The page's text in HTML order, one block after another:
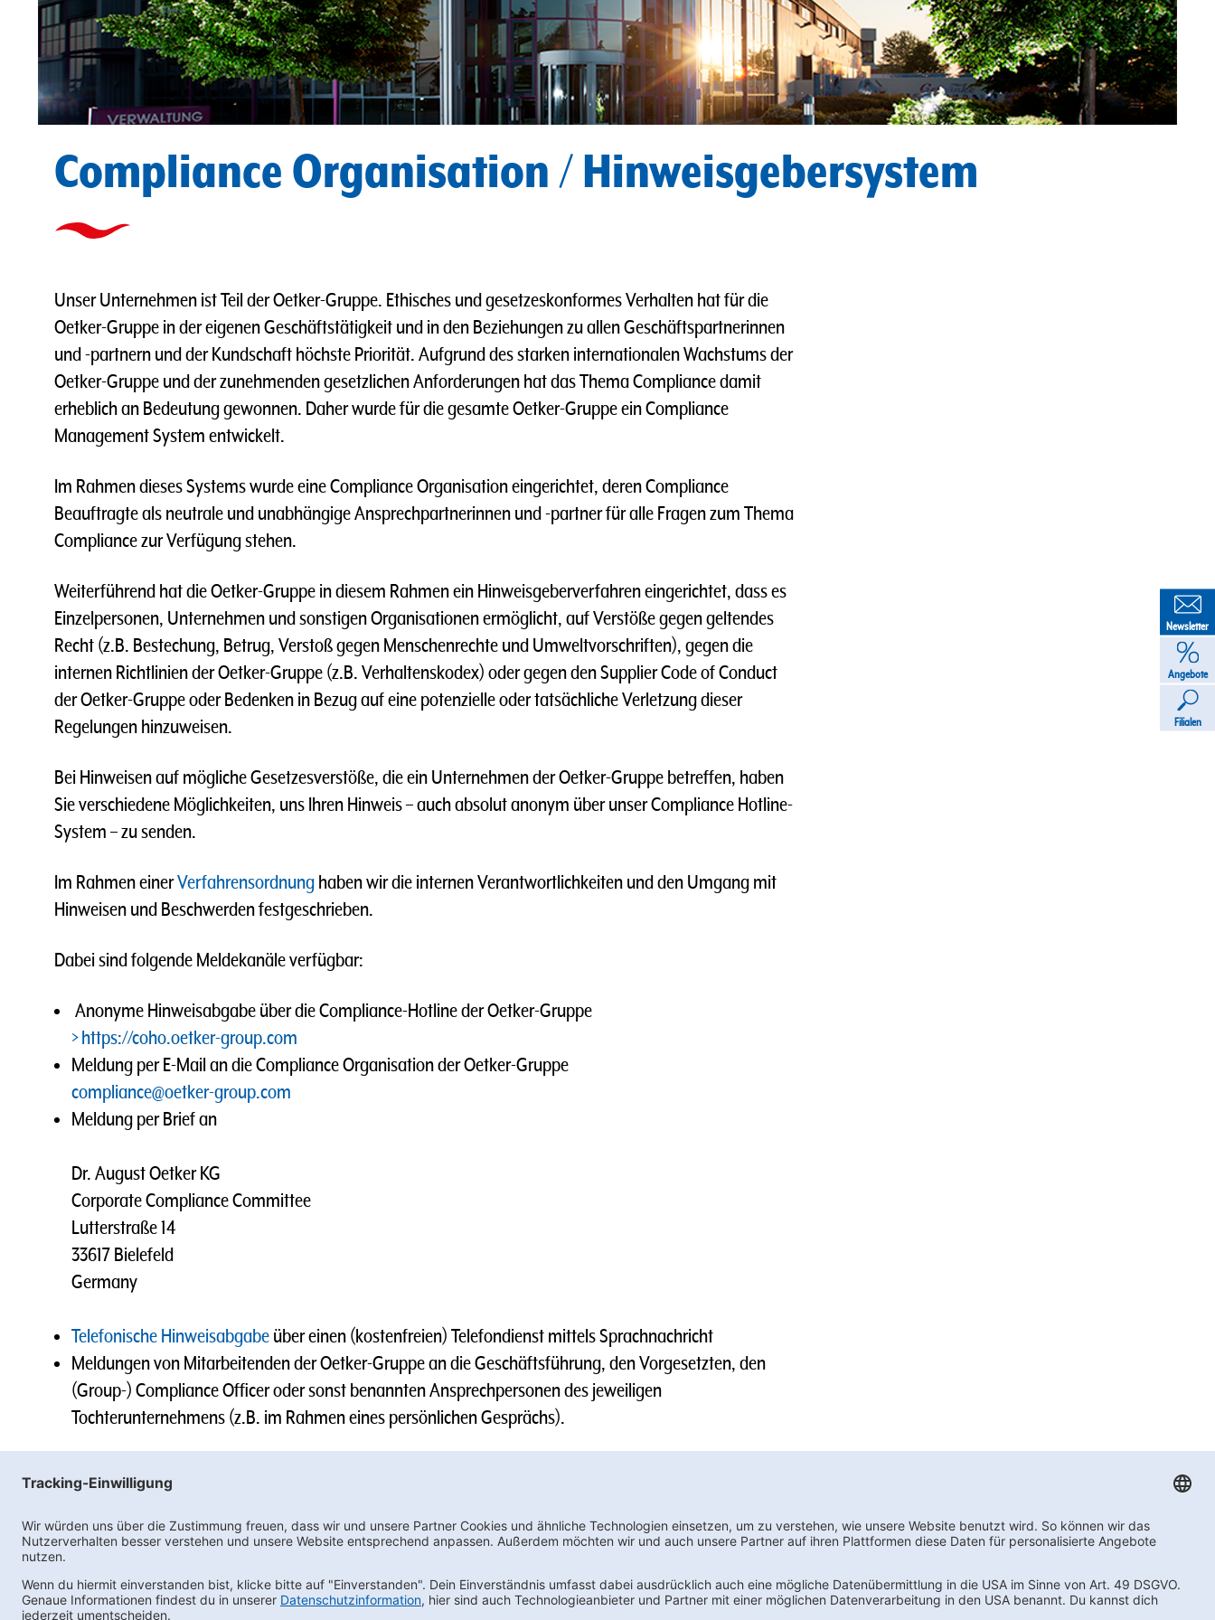
Compliance Organisation / Hinweisgebersystem
Unser Unternehmen ist Teil der Oetker-Gruppe. Ethisches und gesetzeskonformes Verhalten hat für die
Oetker-Gruppe in der eigenen Geschäftstätigkeit und in den Beziehungen zu allen Geschäftspartnerinnen
und -partnern und der Kundschaft höchste Priorität. Aufgrund des starken internationalen Wachstums der
Oetker-Gruppe und der zunehmenden gesetzlichen Anforderungen hat das Thema Compliance damit
erheblich an Bedeutung gewonnen. Daher wurde für die gesamte Oetker-Gruppe ein Compliance
Management System entwickelt.
Im Rahmen dieses Systems wurde eine Compliance Organisation eingerichtet, deren Compliance
Beauftragte als neutrale und unabhängige Ansprechpartnerinnen und -partner für alle Fragen zum Thema
Compliance zur Verfügung stehen.
Weiterführend hat die Oetker-Gruppe in diesem Rahmen ein Hinweisgeberverfahren eingerichtet, dass es
Einzelpersonen, Unternehmen und sonstigen Organisationen ermöglicht, auf Verstöße gegen geltendes
Recht (z.B. Bestechung, Betrug, Verstoß gegen Menschenrechte und Umweltvorschriften), gegen die
internen Richtlinien der Oetker-Gruppe (z.B. Verhaltenskodex) oder gegen den Supplier Code of Conduct
der Oetker-Gruppe oder Bedenken in Bezug auf eine potenzielle oder tatsächliche Verletzung dieser
Regelungen hinzuweisen.
Bei Hinweisen auf mögliche Gesetzesverstöße, die ein Unternehmen der Oetker-Gruppe betreffen, haben
Sie verschiedene Möglichkeiten, uns Ihren Hinweis – auch absolut anonym über unser Compliance Hotline-
System – zu senden.
Im Rahmen einerVerfahrensordnung haben wir die internen Verantwortlichkeiten und den Umgang mit
Hinweisen und Beschwerden festgeschrieben.
Dabei sind folgende Meldekanäle verfügbar:
Anonyme Hinweisabgabe über die Compliance-Hotline der Oetker-Gruppe
https://coho.oetker-group.com
Meldung per E-Mail an die Compliance Organisation der Oetker-Gruppe
compliance@oetker-group.com
Meldung per Brief an
Dr. August Oetker KG
Corporate Compliance Committee
Lutterstraße 14
33617 Bielefeld
Germany
Telefonische Hinweisabgabe über einen (kostenfreien) Telefondienst mittels Sprachnachricht
Meldungen von Mitarbeitenden der Oetker-Gruppe an die Geschäftsführung, den Vorgesetzten, den
(Group-) Compliance Officer oder sonst benannten Ansprechpersonen des jeweiligen
Tochterunternehmens (z.B. im Rahmen eines persönlichen Gesprächs).
Wir werden den Vorgang sorgfältig prüfen und die erforderlichen Maßnahmen ergreifen.
Newsletter bestellen
Newsletter
Angebote
Filialen